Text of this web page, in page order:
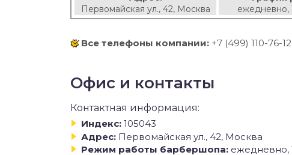
Первомайская ул., 42, Москва
ежедневно,
Все телефоны компании: +7 (499) 110-76-12
Офис и контакты
Контактная информация:
Индекс: 105043
Адрес: Первомайская ул., 42, Москва
Режим работы барбершопа: ежедневно,